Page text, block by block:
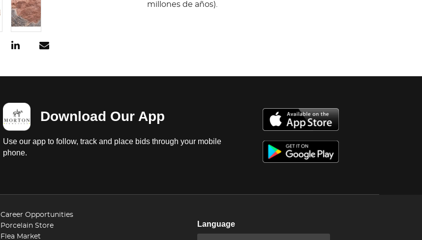
millones de años).
Download Our App
Use our app to follow, track and place bids through your mobile
phone.
Career Opportunities
Porcelain Store
Flea Market
Language